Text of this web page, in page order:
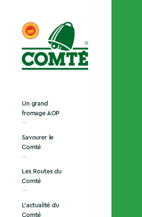
Un grand
fromage AOP
Savourer le
Comté
Les Routes du
Comté
L’actualité du
Comté